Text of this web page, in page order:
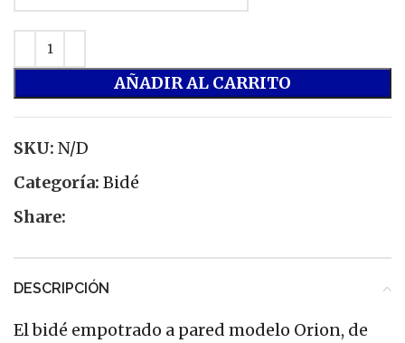
AÑADIR AL CARRITO
SKU: N/D
Categoría: Bidé
Share:
DESCRIPCIÓN
El bidé empotrado a pared modelo Orion, de